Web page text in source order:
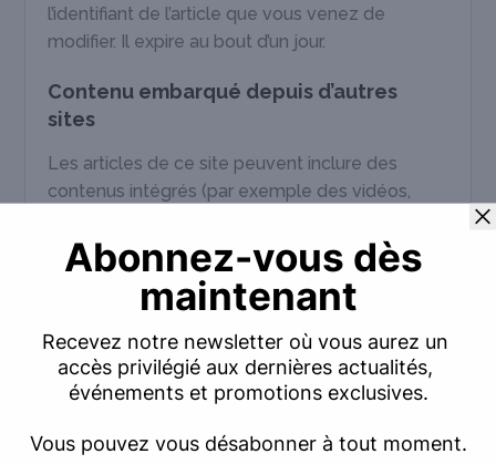
l’identifiant de l’article que vous venez de
modifier. Il expire au bout d’un jour.
Contenu embarqué depuis d’autres
sites
Les articles de ce site peuvent inclure des
contenus intégrés (par exemple des vidéos,
d’autres sites se comporte de la même manière
que si le visiteur se rendait sur cet autre site.
sur vous, utiliser des cookies, embarquer des
outils de suivis tiers, suivre vos interactions avec
ces contenus embarqués si vous disposez d’un
compte connecté sur leur site web.